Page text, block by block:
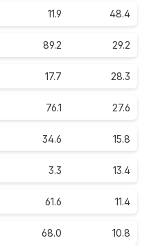
11.9 48.4
89.2 29.2
17.7 28.3
76.1 27.6
34.6 15.8
3.3 13.4
61.6 11.4
68.0 10.8